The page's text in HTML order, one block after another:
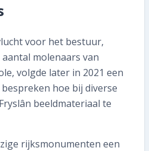
voor het bestuur,
molenaars van
volgde later in 2021 een
hoe bij diverse
beeldmateriaal te
rijksmonumenten een